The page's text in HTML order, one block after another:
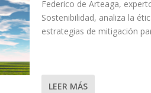
Federico de Arteaga,
Sostenibilidad, analiza la
estrategias de mitigación
LEER MÁS